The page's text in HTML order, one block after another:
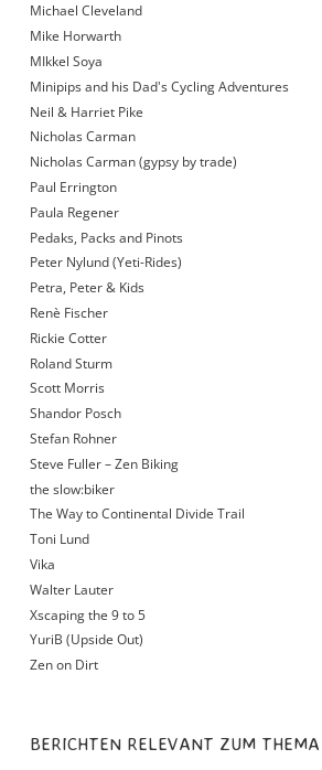
Michael Cleveland
Mike Horwarth
MIkkel Soya
Minipips and his Dad's Cycling Adventures
Neil & Harriet Pike
Nicholas Carman
Nicholas Carman (gypsy by trade)
Paul Errington
Paula Regener
Pedaks, Packs and Pinots
Peter Nylund (Yeti-Rides)
Petra, Peter & Kids
Renè Fischer
Rickie Cotter
Roland Sturm
Scott Morris
Shandor Posch
Stefan Rohner
Steve Fuller – Zen Biking
the slow:biker
The Way to Continental Divide Trail
Toni Lund
Vika
Walter Lauter
Xscaping the 9 to 5
YuriB (Upside Out)
Zen on Dirt
BERICHTEN RELEVANT ZUM THEMA